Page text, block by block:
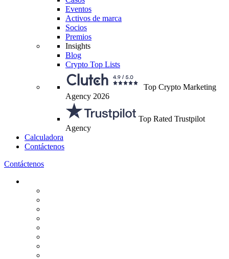
Eventos
Activos de marca
Socios
Premios
Insights
Blog
Crypto Top Lists
Top Crypto Marketing
Agency 2026
Top Rated Trustpilot
Agency
Calculadora
Contáctenos
Contáctenos